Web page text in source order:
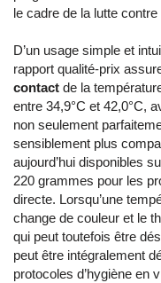
le cadre de la lutte
D’un usage simple et
rapport qualité-prix
contact de la
entre 34,9°C et 42,0°C,
non seulement
sensiblement plus
aujourd’hui disponibles
220 grammes pour les
directe. Lorsqu’une
change de couleur et le
qui peut toutefois être
peut être intégralement
protocoles d’hygiène en